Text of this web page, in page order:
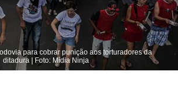
para cobrar punição aos torturadores da
ditadura | Foto: Mídia Ninja